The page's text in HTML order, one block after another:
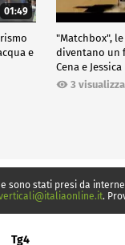
01:49
e
"Matchbox",
diventano un
Cena e
3
sono stati presi da
.
Tg4